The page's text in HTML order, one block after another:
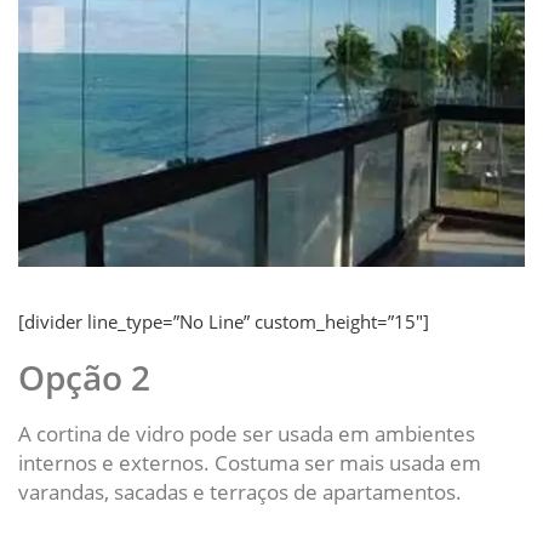
[divider line_type=”No Line” custom_height=”15″]
Opção 2
A cortina de vidro pode ser usada em ambientes
internos e externos. Costuma ser mais usada em
varandas, sacadas e terraços de apartamentos.